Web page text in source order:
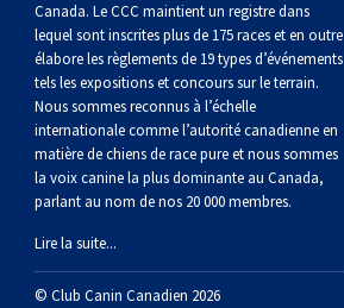
Canada. Le CCC maintient un registre dans
lequel sont inscrites plus de 175 races et en outre
élabore les règlements de 19 types d’événements
tels les expositions et concours sur le terrain.
Nous sommes reconnus à l’échelle
internationale comme l’autorité canadienne en
matière de chiens de race pure et nous sommes
la voix canine la plus dominante au Canada,
parlant au nom de nos 20 000 membres.
Lire la suite...
© Club Canin Canadien 2026